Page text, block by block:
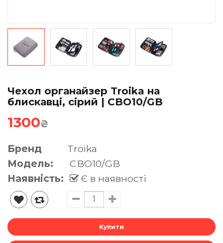
Чехол органайзер Troika на
блискавці, сірий | CBO10/GB
1300₴
Бренд
Troika
Модель:
CBO10/GB
Наявність:
Є в наявності